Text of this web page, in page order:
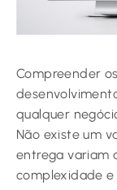
Compreender
qualquer
Não existe um
entrega variam
complexidade